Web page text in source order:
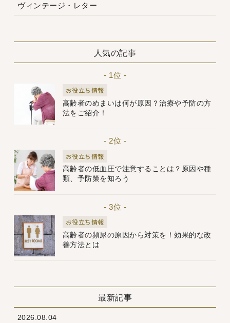
ヴィンテージ・レター
人気の記事
- 1位 -
お役立ち情報
高齢者のめまいは何が原因？治療や予防の方
法をご紹介！
- 2位 -
お役立ち情報
高齢者の低血圧で注意することは？原因や種
類、予防策を知ろう
- 3位 -
お役立ち情報
高齢者の頻尿の原因から対策を！効果的な改
善方法とは
最新記事
2026.08.04